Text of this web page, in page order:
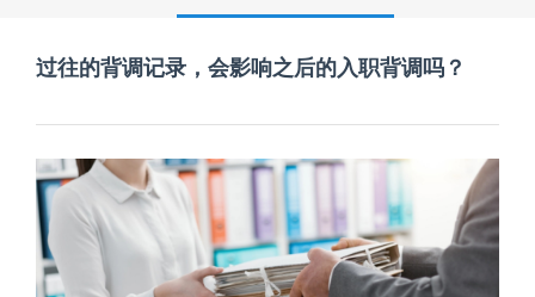
过往的背调记录，会影响之后的入职背调吗？